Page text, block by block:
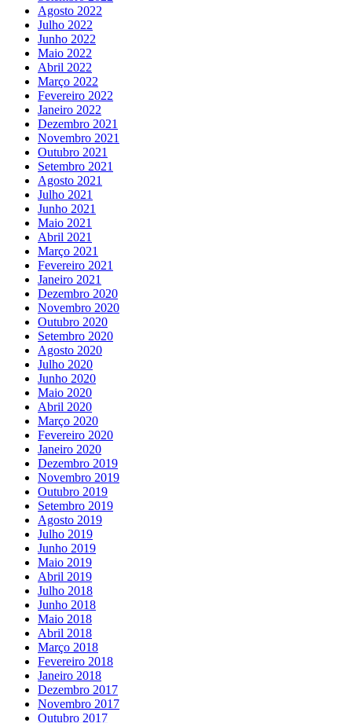
Agosto 2022
Julho 2022
Junho 2022
Maio 2022
Abril 2022
Março 2022
Fevereiro 2022
Janeiro 2022
Dezembro 2021
Novembro 2021
Outubro 2021
Setembro 2021
Agosto 2021
Julho 2021
Junho 2021
Maio 2021
Abril 2021
Março 2021
Fevereiro 2021
Janeiro 2021
Dezembro 2020
Novembro 2020
Outubro 2020
Setembro 2020
Agosto 2020
Julho 2020
Junho 2020
Maio 2020
Abril 2020
Março 2020
Fevereiro 2020
Janeiro 2020
Dezembro 2019
Novembro 2019
Outubro 2019
Setembro 2019
Agosto 2019
Julho 2019
Junho 2019
Maio 2019
Abril 2019
Julho 2018
Junho 2018
Maio 2018
Abril 2018
Março 2018
Fevereiro 2018
Janeiro 2018
Dezembro 2017
Novembro 2017
Outubro 2017